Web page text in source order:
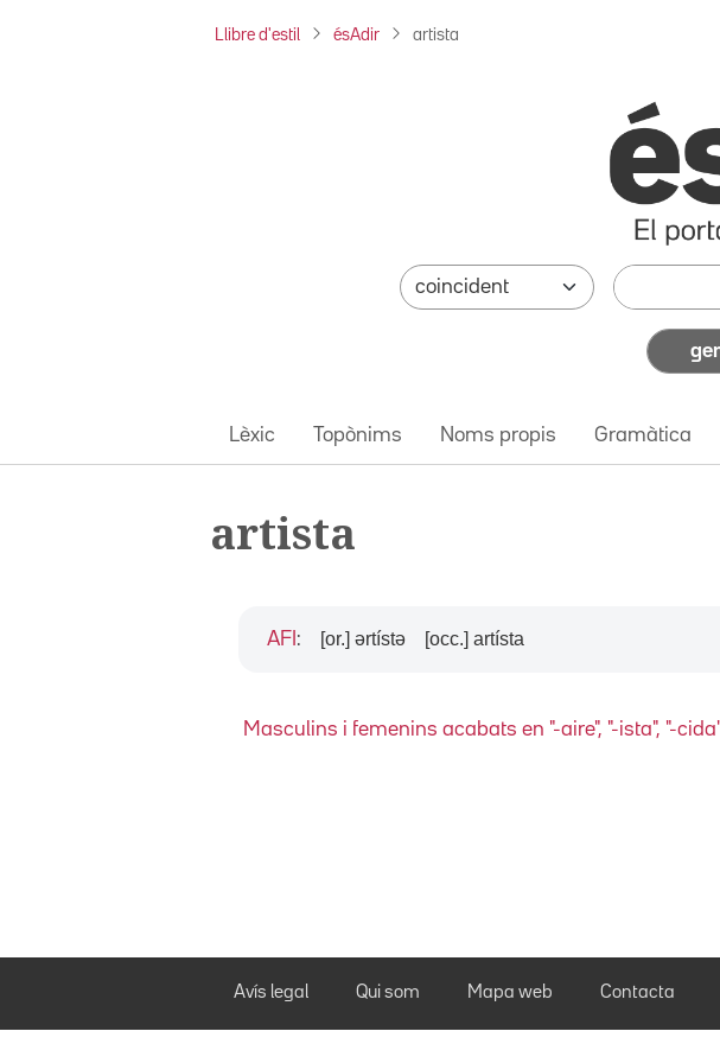
Llibre d'estil ésAdir artista
Lèxic Topònims Noms propis Gramàtica
artista
AFI : [or.] ərtístə [occ.] artísta
Masculins i femenins acabats en "-aire", "-ista", "-
Avís legal Qui som Mapa web Contacta